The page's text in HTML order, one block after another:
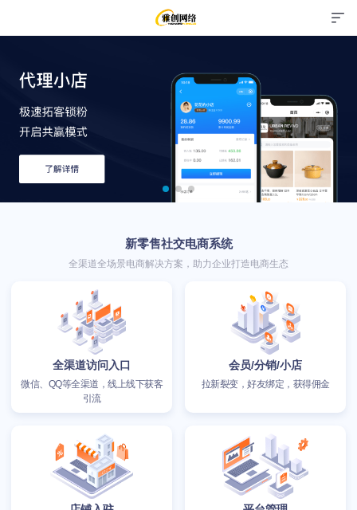
新零售社交电商系统
全渠道全场景电商解决方案，助力企业打造电商生态
全渠道访问入口
微信、QQ等全渠道，线上线下获客
引流
会员/分销/小店
拉新裂变，好友绑定，获得佣金